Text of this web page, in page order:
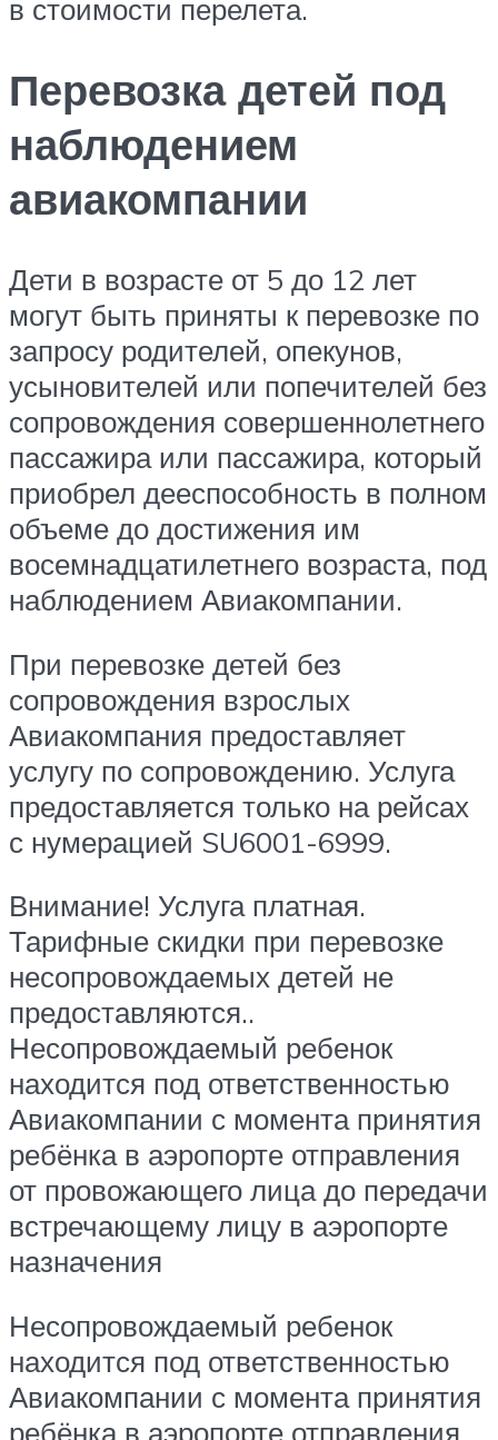
в стоимости перелета.
Перевозка детей под
наблюдением
авиакомпании
Дети в возрасте от 5 до 12 лет
могут быть приняты к перевозке по
запросу родителей, опекунов,
усыновителей или попечителей без
сопровождения совершеннолетнего
пассажира или пассажира, который
приобрел дееспособность в полном
объеме до достижения им
восемнадцатилетнего возраста, под
наблюдением Авиакомпании.
При перевозке детей без
сопровождения взрослых
Авиакомпания предоставляет
услугу по сопровождению. Услуга
предоставляется только на рейсах
с нумерацией SU6001-6999.
Внимание! Услуга платная.
Тарифные скидки при перевозке
несопровождаемых детей не
предоставляются..
Несопровождаемый ребенок
находится под ответственностью
Авиакомпании с момента принятия
ребёнка в аэропорте отправления
от провожающего лица до передачи
встречающему лицу в аэропорте
назначения
Несопровождаемый ребенок
находится под ответственностью
Авиакомпании с момента принятия
ребёнка в аэропорте отправления